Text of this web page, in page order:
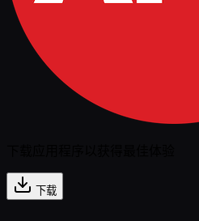
下载